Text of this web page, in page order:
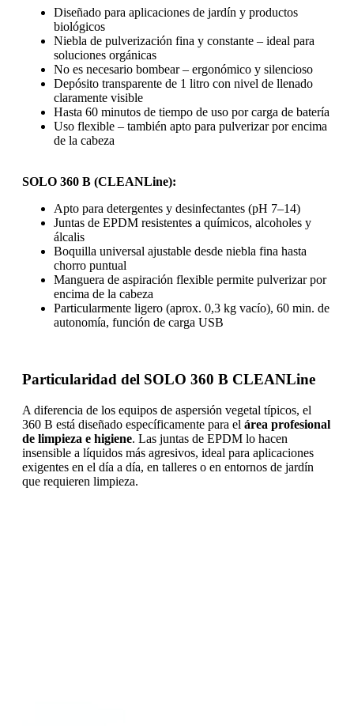
Diseñado para aplicaciones de jardín y productos
biológicos
Niebla de pulverización fina y constante – ideal para
soluciones orgánicas
No es necesario bombear – ergonómico y silencioso
Depósito transparente de 1 litro con nivel de llenado
claramente visible
Hasta 60 minutos de tiempo de uso por carga de batería
Uso flexible – también apto para pulverizar por encima
de la cabeza
SOLO 360 B (CLEANLine):
Apto para detergentes y desinfectantes (pH 7–14)
Juntas de EPDM resistentes a químicos, alcoholes y
álcalis
Boquilla universal ajustable desde niebla fina hasta
chorro puntual
Manguera de aspiración flexible permite pulverizar por
encima de la cabeza
Particularmente ligero (aprox. 0,3 kg vacío), 60 min. de
autonomía, función de carga USB
Particularidad del SOLO 360 B CLEANLine
A diferencia de los equipos de aspersión vegetal típicos, el
360 B está diseñado específicamente para el área profesional
de limpieza e higiene. Las juntas de EPDM lo hacen
insensible a líquidos más agresivos, ideal para aplicaciones
exigentes en el día a día, en talleres o en entornos de jardín
que requieren limpieza.